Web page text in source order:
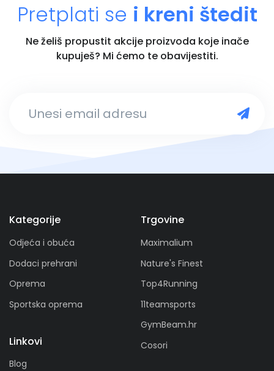
Pretplati se i kreni štedit
Ne želiš propustit akcije proizvoda koje inače
kupuješ? Mi ćemo te obavijestiti.
Kategorije
Odjeća i obuća
Dodaci prehrani
Oprema
Sportska oprema
Linkovi
Blog
Trgovine
Maximalium
Nature's Finest
Top4Running
11teamsports
GymBeam.hr
Cosori